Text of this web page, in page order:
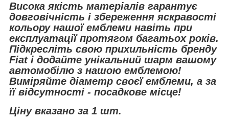
Висока якість матеріалів гарантує
довговічність і збереження яскравості
кольору нашої емблеми навіть при
експлуатації протягом багатьох років.
Підкресліть свою прихильність бренду
Fiat і додайте унікальний шарм вашому
автомобілю з нашою емблемою!
Виміряйте діаметр своєї емблеми, а за
її відсутності - посадкове місце!
Ціну вказано за 1 шт.